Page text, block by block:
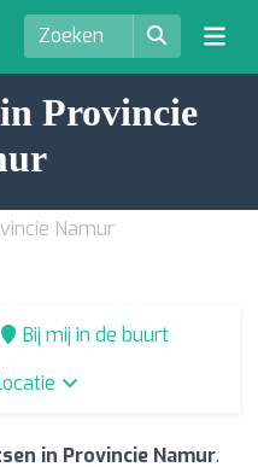
Provincie
Namur
Bij mij in de buurt
in Provincie Namur.